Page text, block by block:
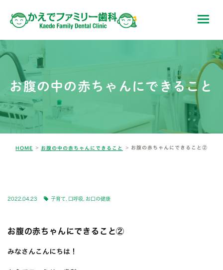
お腹の中の赤ちゃんにできること
HOME お腹の中の赤ちゃんにできること お腹の赤ちゃんにできること②
2022.04.23 子育て 口呼吸 お口の健康
お腹の赤ちゃんにできること②
みなさんこんにちは！